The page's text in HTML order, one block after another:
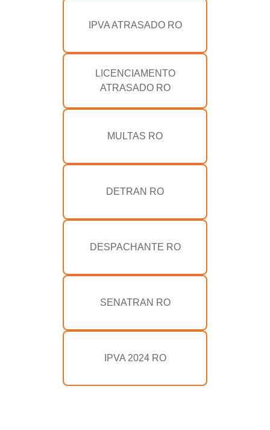
IPVA ATRASADO RO
LICENCIAMENTO
ATRASADO RO
MULTAS RO
DETRAN RO
DESPACHANTE RO
SENATRAN RO
IPVA 2024 RO